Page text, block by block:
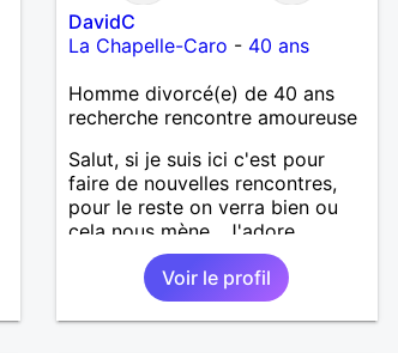
DavidC
La Chapelle-Caro - 40 ans
Homme divorcé(e) de 40 ans
recherche rencontre amoureuse
Salut, si je suis ici c'est pour
faire de nouvelles rencontres,
pour le reste on verra bien ou
cela nous mène . J'adore
découvrir de nouvelles choses ,
alors si vous voulez m'initier à
l'une de vos activités je suis
partant.
Voir le profil